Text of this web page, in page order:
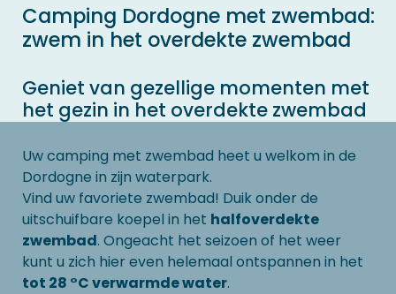
Camping Dordogne met zwembad:
zwem in het overdekte zwembad
Geniet van gezellige momenten met
het gezin in het overdekte zwembad
Uw camping met zwembad heet u welkom in de
Dordogne in zijn waterpark.
Vind uw favoriete zwembad! Duik onder de
uitschuifbare koepel in het halfoverdekte
zwembad. Ongeacht het seizoen of het weer
kunt u zich hier even helemaal ontspannen in het
tot 28 °C verwarmde water.